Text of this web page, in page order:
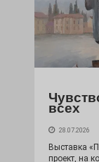
всех
28.07.2026
Выставка
проект, на